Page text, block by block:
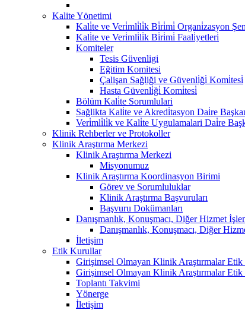
Kalite Yönetimi
Kali̇te ve Veri̇mli̇li̇k Bi̇ri̇mi̇ Organi̇zasyon
Kali̇te ve Veri̇mli̇li̇k Bi̇ri̇mi̇ Faali̇yetleri̇
Komiteler
Tesis Güvenligi
Eğitim Komitesi
Çalişan Sağliği ve Güvenli̇ği̇ Komi̇tesi̇
Hasta Güvenli̇ği̇ Komi̇tesi̇
Bölüm Kali̇te Sorumlulari
Sağlikta Kali̇te ve Akredi̇tasyon Dai̇re
Veri̇mli̇li̇k ve Kali̇te Uygulamalari Dai̇re
Klinik Rehberler ve Protokoller
Klinik Araştırma Merkezi
Klinik Araştırma Merkezi
Misyonumuz
Klinik Araştırma Koordinasyon Birimi
Görev ve Sorumluluklar
Klinik Araştırma Başvuruları
Başvuru Dokümanları
Danışmanlık, Konuşmacı, Diğer Hizmet
Danışmanlık, Konuşmacı, Diğer
İletişim
Etik Kurullar
Girişimsel Olmayan Klinik Araştırmalar
Girişimsel Olmayan Klinik Araştırmalar
Toplantı Takvimi
Yönerge
İletişim